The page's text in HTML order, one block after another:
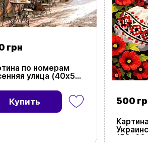
грн
по номерам
улица (40х50
Купить 500
(50х60